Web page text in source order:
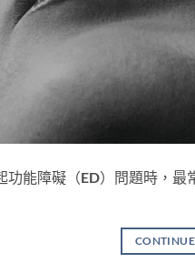
功能障礙（ED）問題時，